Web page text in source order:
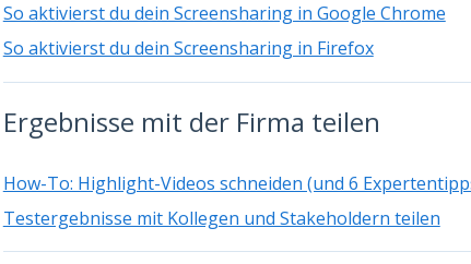
So aktivierst du dein Screensharing in Google Chrome
So aktivierst du dein Screensharing in Firefox
Ergebnisse mit der Firma teilen
How-To: Highlight-Videos schneiden (und 6
Testergebnisse mit Kollegen und Stakeholdern teilen